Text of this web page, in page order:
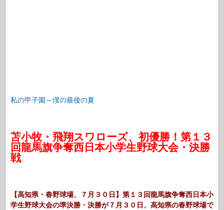
私の甲子園～僕の最後の夏
苫小牧・飛翔スワローズ、初優勝！第１３
回龍馬旗争奪西日本小学生野球大会・決勝
戦
【高知県・春野球場、７月３０日】 第１３回龍馬旗争奪西日本小
学生野球大会の準決勝・決勝が７月３０日、高知県の春野球場で